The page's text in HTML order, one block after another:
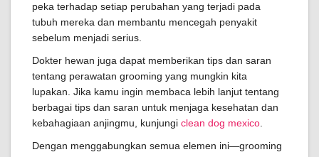
peka terhadap setiap perubahan yang terjadi pada
tubuh mereka dan membantu mencegah penyakit
sebelum menjadi serius.
Dokter hewan juga dapat memberikan tips dan saran
tentang perawatan grooming yang mungkin kita
lupakan. Jika kamu ingin membaca lebih lanjut tentang
berbagai tips dan saran untuk menjaga kesehatan dan
kebahagiaan anjingmu, kunjungi clean dog mexico
Dengan menggabungkan semua elemen ini—grooming